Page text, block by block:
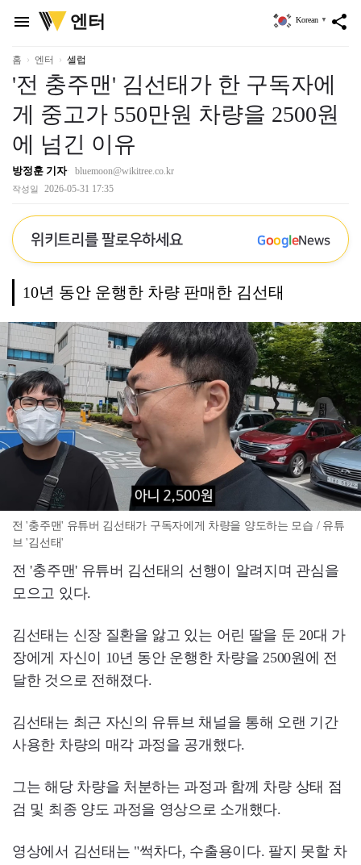
menu
위
키
리
엔터 share
Korean ▼
홈 엔터 셀럽
'전 충주맨' 김선태가 한 구독자에
게 중고가 550만원 차량을 2500원
에 넘긴 이유
방정훈 기자 bluemoon@wikitree.co.kr
작성일 2026-05-31 17:35
위키트리를 팔로우하세요 GoogleNews
10년 동안 운행한 차량 판매한 김선태
전 '충주맨' 유튜버 김선태가 구독자에게 차량을 양도하는 모습 / 유튜
브 '김선태'
전 '충주맨' 유튜버 김선태의 선행이 알려지며 관심을
모으고 있다.
김선태는 신장 질환을 앓고 있는 어린 딸을 둔 20대 가
장에게 자신이 10년 동안 운행한 차량을 2500원에 전
달한 것으로 전해졌다.
김선태는 최근 자신의 유튜브 채널을 통해 오랜 기간
사용한 차량의 매각 과정을 공개했다.
그는 해당 차량을 처분하는 과정과 함께 차량 상태 점
검 및 최종 양도 과정을 영상으로 소개했다.
영상에서 김선태는 "썩차다, 수출용이다. 팔지 못할 차